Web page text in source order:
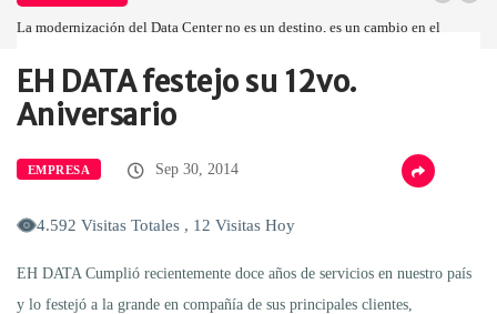
La modernización del Data Center no es un destino, es un cambio en el
Home
Empresa EH DATA festejo…
EH DATA festejo su 12vo.
Aniversario
EMPRESA Sep 30, 2014
4.592 Visitas Totales , 12 Visitas Hoy
EH DATA Cumplió recientemente doce años de servicios en nuestro país
y lo festejó a la grande en compañía de sus principales clientes,